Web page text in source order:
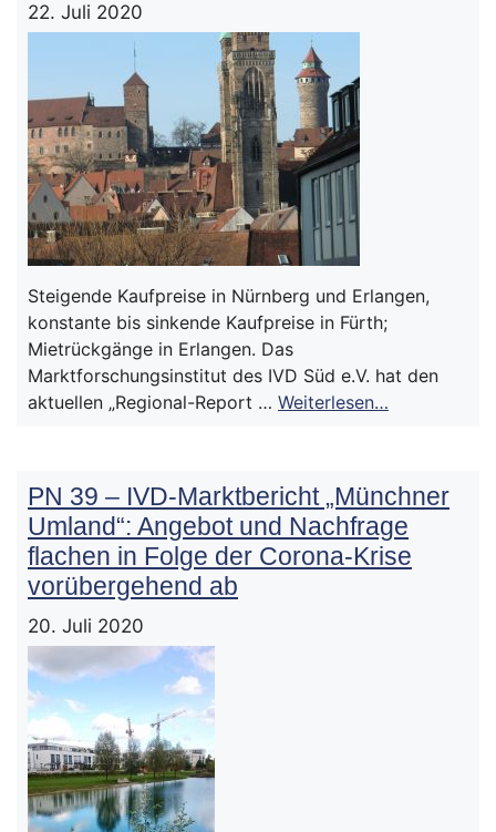
22. Juli 2020
Steigende Kaufpreise in Nürnberg und Erlangen,
konstante bis sinkende Kaufpreise in Fürth;
Mietrückgänge in Erlangen. Das
Marktforschungsinstitut des IVD Süd e.V. hat den
aktuellen „Regional-Report … Weiterlesen…
PN 39 – IVD-Marktbericht „Münchner
Umland“: Angebot und Nachfrage
flachen in Folge der Corona-Krise
vorübergehend ab
20. Juli 2020